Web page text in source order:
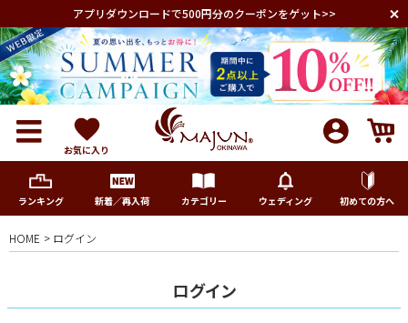
アプリダウンロードで500円分のクーポンをゲット>>
お気に入り
ランキング 新着／再入荷 カテゴリー ウェディング 初めての方へ
メンズ
HOME ログイン
ログイン